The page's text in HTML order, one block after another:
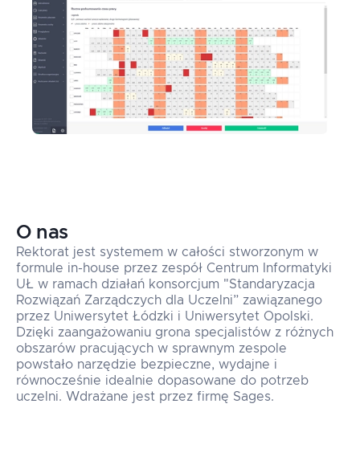
O nas
Rektorat jest systemem w całości stworzonym w
formule in-house przez zespół Centrum Informatyki
UŁ w ramach działań konsorcjum "Standaryzacja
Rozwiązań Zarządczych dla Uczelni” zawiązanego
przez Uniwersytet Łódzki i Uniwersytet Opolski.
Dzięki zaangażowaniu grona specjalistów z różnych
obszarów pracujących w sprawnym zespole
powstało narzędzie bezpieczne, wydajne i
równocześnie idealnie dopasowane do potrzeb
uczelni. Wdrażane jest przez firmę Sages.